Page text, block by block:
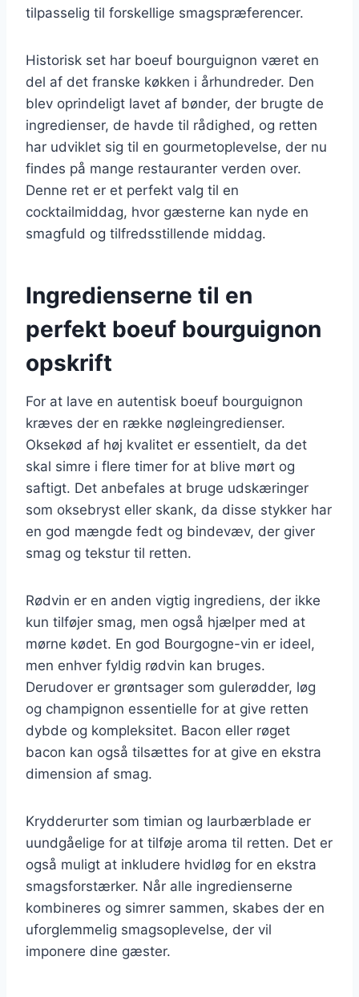
tilpasselig til forskellige smagspræferencer.
Historisk set har boeuf bourguignon været en
del af det franske køkken i århundreder. Den
blev oprindeligt lavet af bønder, der brugte de
ingredienser, de havde til rådighed, og retten
har udviklet sig til en gourmetoplevelse, der nu
findes på mange restauranter verden over.
Denne ret er et perfekt valg til en
cocktailmiddag, hvor gæsterne kan nyde en
smagfuld og tilfredsstillende middag.
Ingredienserne til en
perfekt boeuf bourguignon
opskrift
For at lave en autentisk boeuf bourguignon
kræves der en række nøgleingredienser.
Oksekød af høj kvalitet er essentielt, da det
skal simre i flere timer for at blive mørt og
saftigt. Det anbefales at bruge udskæringer
som oksebryst eller skank, da disse stykker har
en god mængde fedt og bindevæv, der giver
smag og tekstur til retten.
Rødvin er en anden vigtig ingrediens, der ikke
kun tilføjer smag, men også hjælper med at
mørne kødet. En god Bourgogne-vin er ideel,
men enhver fyldig rødvin kan bruges.
Derudover er grøntsager som gulerødder, løg
og champignon essentielle for at give retten
dybde og kompleksitet. Bacon eller røget
bacon kan også tilsættes for at give en ekstra
dimension af smag.
Krydderurter som timian og laurbærblade er
uundgåelige for at tilføje aroma til retten. Det er
også muligt at inkludere hvidløg for en ekstra
smagsforstærker. Når alle ingredienserne
kombineres og simrer sammen, skabes der en
uforglemmelig smagsoplevelse, der vil
imponere dine gæster.